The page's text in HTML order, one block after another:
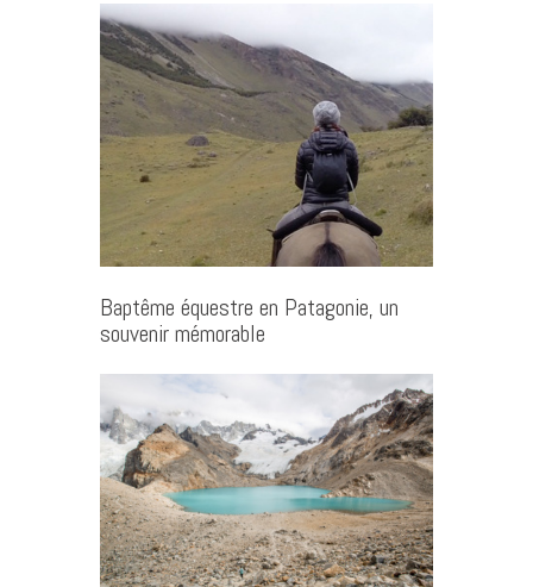
Baptême équestre en Patagonie, un
souvenir mémorable